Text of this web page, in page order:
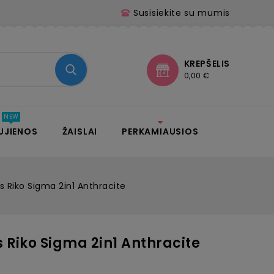
Susisiekite su mumis
KREPŠELIS
0,00 €
ŽAISLAI PERKAMIAUSIOS
Riko Sigma 2in1 Anthracite
Sigma 2in1 Anthracite